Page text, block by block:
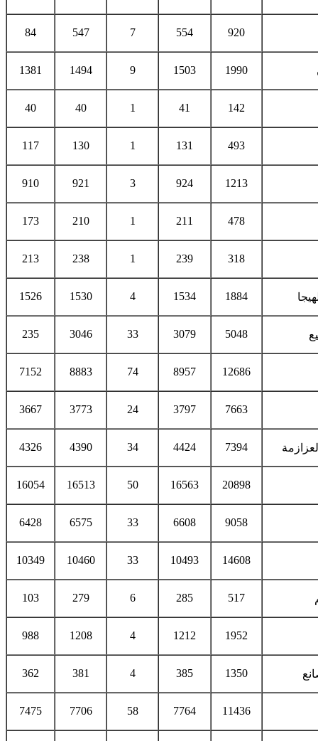
920
554
7
547
84
1990
1503
9
1494
1381
142
41
1
40
40
493
131
1
130
117
1213
924
3
921
910
478
211
1
210
173
318
239
1
238
213
1884
1534
4
1530
1526
5048
3079
33
3046
235
12686
8957
74
8883
7152
7663
3797
24
3773
3667
7394
4424
34
4390
4326
20898
16563
50
16513
16054
9058
6608
33
6575
6428
14608
10493
33
10460
10349
517
285
6
279
103
1952
1212
4
1208
988
1350
385
4
381
362
11436
7764
58
7706
7475